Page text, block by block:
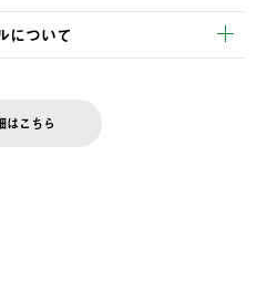
、木曜日以降のご注文は週明け
。
は、お客様ご負担とさせていただ
、ご希望商品を再注文してくだ
について
員マイページ内 購入履歴画面に
はこちら